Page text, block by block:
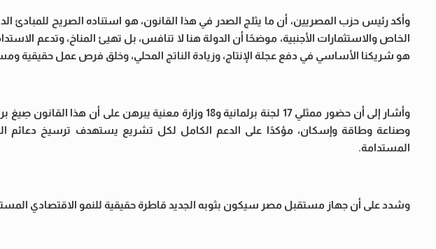
وأكد رئيس حزب المصريين، أن ما يثلج الصدر في هذا القانون، هو استناده الصريح للمبادئ
الخاص والاستثمارات الأجنبية، موضحًا أن الدولة هنا لا تنافس، بل تهيئ المناخ، وتدعم
هو شريكنا الأساسي في دفع عجلة الإنتاج، وزيادة الناتج المحلي، وخلق فرص عمل حقيقية
وأشار إلى أن حضور ممثلي 17 لجنة برلمانية و18 وزارة معنية
وصناعة وطاقة وإسكان، مؤكدًا على الدعم الكامل لكل تشريع يستهدف ترسيخ دعائم
المستدامة.
وشدد على أن جهاز مستقبل مصر سيكون بثوبه الجديد قاطرة حقيقية للنمو الاقتصادي